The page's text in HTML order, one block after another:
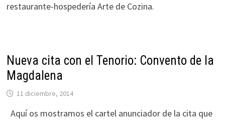
restaurante-hospedería Arte de Cozina.
Nueva cita con el Tenorio: Convento de la
Magdalena
11 diciembre, 2014
Aquí os mostramos el cartel anunciador de la cita que